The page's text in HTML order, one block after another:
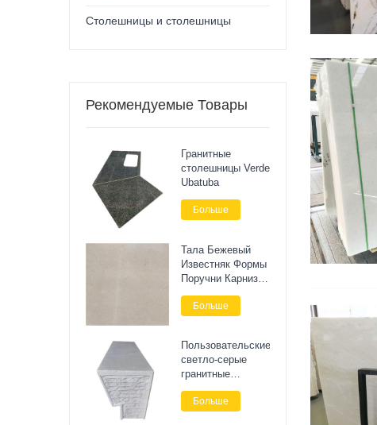
Столешницы и столешницы
Рекомендуемые Товары
Гранитные
столешницы Verde
Ubatuba
Больше
Тала Бежевый
Известняк Формы
Поручни Карниз
Камень
Больше
Пользовательские
светло-серые
гранитные
ландшафтные
каменные
Больше